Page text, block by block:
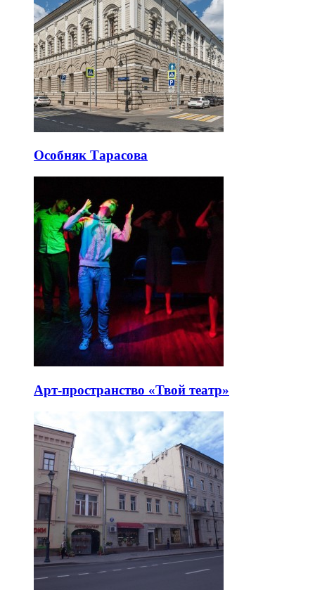
Особняк Тарасова
Арт-пространство «Твой театр»